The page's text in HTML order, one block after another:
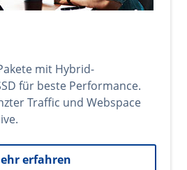
mit Hybrid-
für beste Performance.
Traffic und Webspace
erfahren